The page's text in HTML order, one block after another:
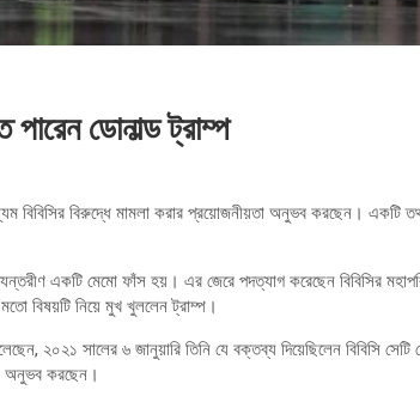
পারেন ডোনাল্ড ট্রাম্প
বিবিসির বিরুদ্ধে মামলা করার প্রয়োজনীয়তা অনুভব করছেন। একটি
একটি মেমো ফাঁস হয়। এর জেরে পদত্যাগ করেছেন বিবিসির
মতো বিষয়টি নিয়ে মুখ খুললেন ট্রাম্প।
২০২১ সালের ৬ জানুয়ারি তিনি যে বক্তব্য দিয়েছিলেন বিবিসি
অনুভব করছেন।